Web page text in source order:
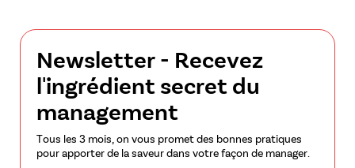
Newsletter - Recevez
l'ingrédient secret du
management
Tous les 3 mois, on vous promet des bonnes pratiques
pour apporter de la saveur dans votre façon de manager.